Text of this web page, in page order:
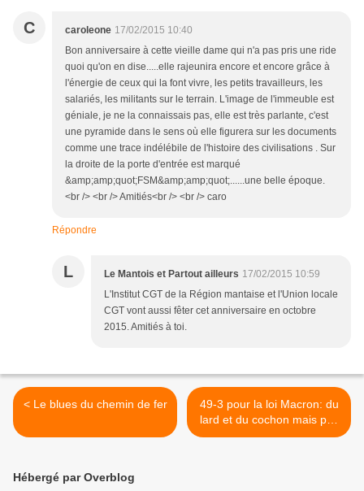
C caroleone 17/02/2015 10:40
Bon anniversaire à cette vieille dame qui n'a pas pris une ride
quoi qu'on en dise.....elle rajeunira encore et encore grâce à
l'énergie de ceux qui la font vivre, les petits travailleurs, les
salariés, les militants sur le terrain. L'image de l'immeuble est
géniale, je ne la connaissais pas, elle est très parlante, c'est
une pyramide dans le sens où elle figurera sur les documents
comme une trace indélébile de l'histoire des civilisations . Sur
la droite de la porte d'entrée est marqué
&amp;amp;quot;FSM&amp;amp;quot;......une belle époque.
<br /> <br /> Amitiés<br /> <br /> caro
Répondre
L Le Mantois et Partout ailleurs 17/02/2015 10:59
L'Institut CGT de la Région mantaise et l'Union locale
CGT vont aussi fêter cet anniversaire en octobre
2015. Amitiés à toi.
< Le blues du chemin de fer
49-3 pour la loi Macron: du
lard et du cochon mais pas
pour les travailleurs >
Hébergé par Overblog